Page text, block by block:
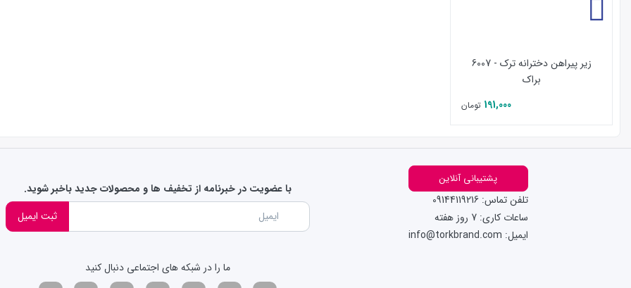
زیر پیراهن دخترانه ترک - 6007
براک
191,000 تومان
با عضویت در خبرنامه از تخفیف ها و محصولات جدید باخبر شوید.
ثبت ایمیل
پشتیبانی آنلاین
تلفن تماس: 09144119216
ساعات کاری: 7 روز هفته
ایمیل: info@torkbrand.com
ما را در شبکه های اجتماعی دنبال کنید